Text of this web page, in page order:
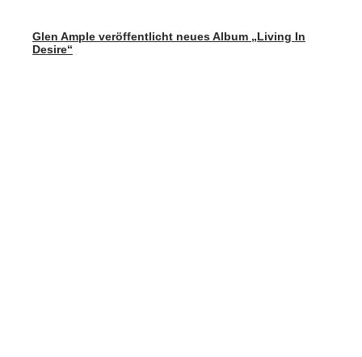
Glen Ample veröffentlicht neues Album „Living In
Desire“